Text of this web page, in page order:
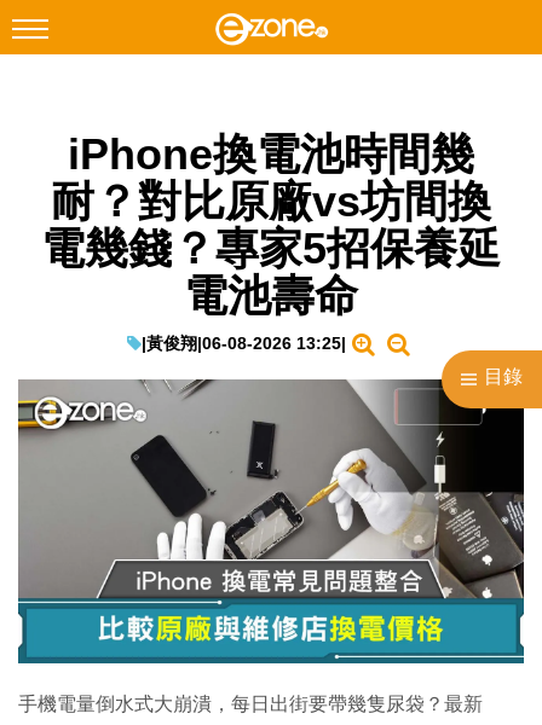
Facebook Instagram
科技焦點
網絡生活
EduTech
IT Times
生成式AI與雲端應用
Enterprise Digital Transformation
目錄
iPhone換電池時間幾
耐？對比原廠vs坊間換
電幾錢？專家5招保養延
電池壽命
|黃俊翔|06-08-2026 13:25|
手機電量倒水式大崩潰，每日出街要帶幾隻尿袋？最新